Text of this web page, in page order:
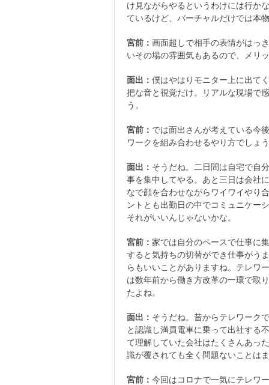
け見ながらやるというわけには行か
ているけど、バーチャルだけでは本
宮前： 画面超しで相手の表情がはっ
いその場の雰囲気もあるので、メリ
面出： 僕はやはりモニター上に出て
把な音と視覚だけ。リアルな現場で
う。
宮前： では面出さんが考えている今
ワークを組み合わせるやり方でしょ
面出： そうだね。二日間は自宅で自
事を集中してやる。あと三日は会社
なで顔を合わせながらワイワイやり
ントとも出勤日の中でコミュニケー
それがいいんじゃないかな。
宮前： 家では自分のペースで仕事に
すると気持ちの切替ができ仕事がう
らもいいことがありますね。テレワ
は数年前から働き方改革の一環で取
たよね。
面出： そうだね。昔からテレワーク
と認識し満員電車に乗って出社する
て理解していた会社はたくさんあっ
識が覆されても全く問題ないことは
宮前： 今回はコロナで一気にテレワ